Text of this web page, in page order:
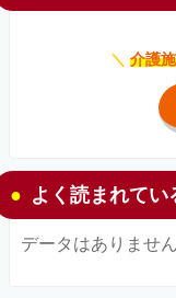
＼ 介護
よく読まれてい
データはありません